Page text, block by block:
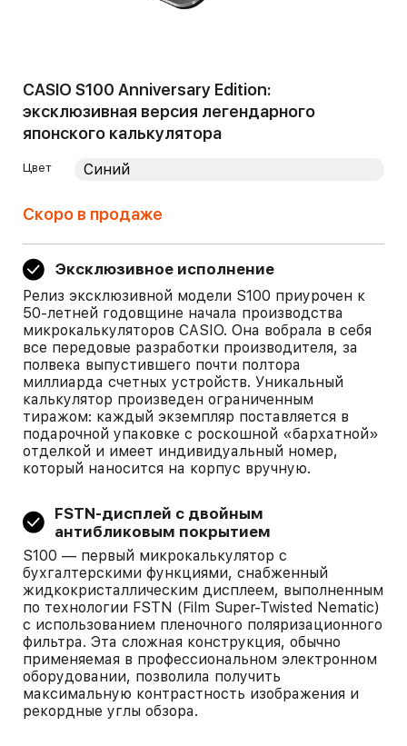
CASIO S100 Anniversary Edition:
эксклюзивная версия легендарного
японского калькулятора
Цвет
Скоро в продаже
Эксклюзивное исполнение
Релиз эксклюзивной модели S100 приурочен к
50-летней годовщине начала производства
микрокалькуляторов CASIO. Она вобрала в себя
все передовые разработки производителя, за
полвека выпустившего почти полтора
миллиарда счетных устройств. Уникальный
калькулятор произведен ограниченным
тиражом: каждый экземпляр поставляется в
подарочной упаковке с роскошной «бархатной»
отделкой и имеет индивидуальный номер,
который наносится на корпус вручную.
FSTN-дисплей с двойным
антибликовым покрытием
S100 — первый микрокалькулятор с
бухгалтерскими функциями, снабженный
жидкокристаллическим дисплеем, выполненным
по технологии FSTN (Film Super-Twisted Nematic)
с использованием пленочного поляризационного
фильтра. Эта сложная конструкция, обычно
применяемая в профессиональном электронном
оборудовании, позволила получить
максимальную контрастность изображения и
рекордные углы обзора.